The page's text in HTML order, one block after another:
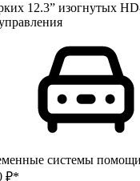
12.3” изогнутых
системы
₽*